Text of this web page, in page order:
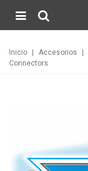
Inicio Accesorios
Connectors